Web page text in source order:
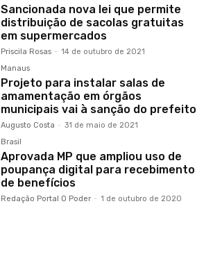
Sancionada nova lei que permite
distribuição de sacolas gratuitas
em supermercados
Priscila Rosas - 14 de outubro de 2021
Manaus
Projeto para instalar salas de
amamentação em órgãos
municipais vai à sanção do prefeito
Augusto Costa - 31 de maio de 2021
Brasil
Aprovada MP que ampliou uso de
poupança digital para recebimento
de benefícios
Redação Portal O Poder - 1 de outubro de 2020